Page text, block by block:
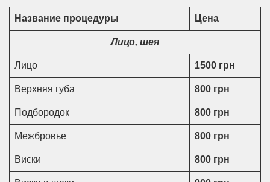
Название процедуры Цена
Лицо, шея
Лицо 1500 грн
Верхняя губа 800 грн
Подбородок 800 грн
Межбровье 800 грн
Виски 800 грн